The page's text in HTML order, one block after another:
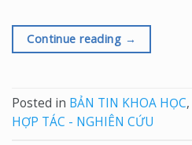
Continue reading →
Posted in BẢN TIN KHOA HỌC,
HỢP TÁC - NGHIÊN CỨU